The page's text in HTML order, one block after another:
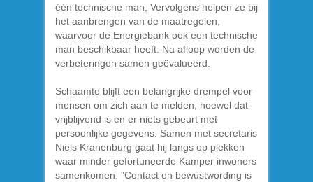
één technische man, Vervolgens helpen ze bij
het aanbrengen van de maatregelen,
waarvoor de Energiebank ook een technische
man beschikbaar heeft. Na afloop worden de
verbeteringen samen geëvalueerd.
Schaamte blijft een belangrijke drempel voor
mensen om zich aan te melden, hoewel dat
vrijblijvend is en er niets gebeurt met
persoonlijke gegevens. Samen met secretaris
Niels Kranenburg gaat hij langs op plekken
waar minder gefortuneerde Kamper inwoners
samenkomen. ”Contact en bewustwording is